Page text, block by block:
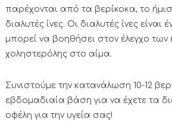
παρέχονται από τα βερίκοκα, το
διαλυτές ίνες. Οι διαλυτές ίνες είναι
μπορεί να βοηθήσει στον έλεγχο των
χοληστερόλης στο αίμα.
Συνιστούμε την κατανάλωση 10-12
εβδομαδιαία βάση για να έχετε τα
οφέλη για την υγεία σας!